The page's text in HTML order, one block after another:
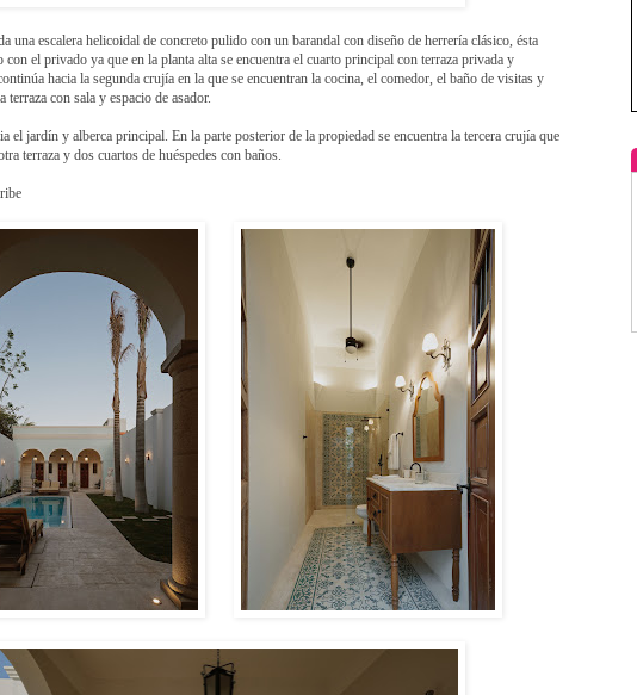
una escalera helicoidal de concreto pulido con un barandal con diseño de herrería clásico, ésta
con el privado ya que en la planta alta se encuentra el cuarto principal con terraza privada y
hacia la segunda crujía en la que se encuentran la cocina, el comedor, el baño de visitas y
terraza con sala y espacio de asador.
el jardín y alberca principal. En la parte posterior de la propiedad se encuentra la tercera crujía que
terraza y dos cuartos de huéspedes con baños.